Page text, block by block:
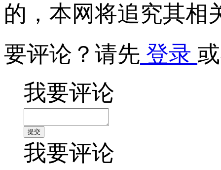
的，本网将追究其相
要评论？请先 登录
我要评论
我要评论